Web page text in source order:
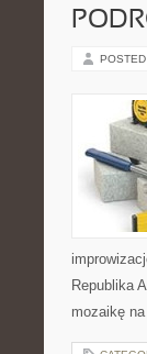
Republika
mozaikę